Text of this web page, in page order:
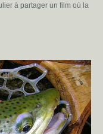
à partager un film où la